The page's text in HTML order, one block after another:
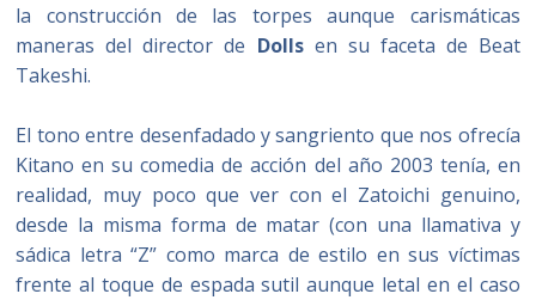
la construcción de las torpes aunque carismáticas
maneras del director de Dollsen su faceta de Beat
Takeshi.
El tono entre desenfadado y sangriento que nos ofrecía
Kitano en su comedia de acción del año 2003 tenía, en
realidad, muy poco que ver con el Zatoichi genuino,
desde la misma forma de matar (con una llamativa y
sádica letra “Z” como marca de estilo en sus víctimas
frente al toque de espada sutil aunque letal en el caso